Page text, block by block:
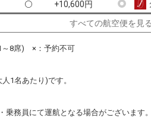
+10,600円
+8,100円
田)
5 +8,100円
6 +26,100円
すべての航空便を見る
～8席) ×：予約不可
1名あたり)です。
乗務員にて運航となる場合がございます。